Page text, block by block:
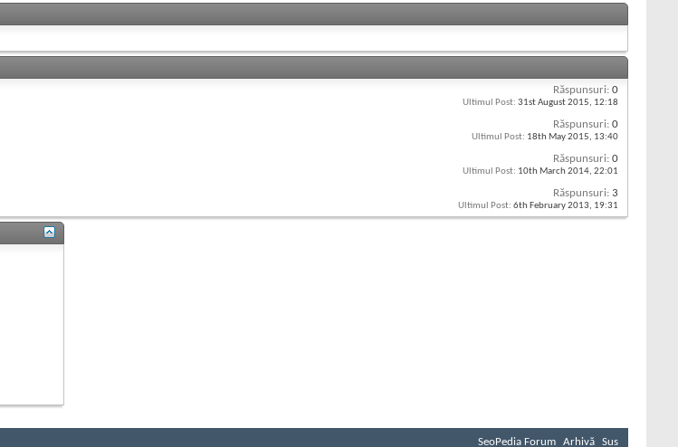
Răspunsuri: 0
Ultimul Post: 31st August 2015, 12:18
Răspunsuri: 0
Ultimul Post: 18th May 2015, 13:40
Răspunsuri: 0
Ultimul Post: 10th March 2014, 22:01
Răspunsuri: 3
Ultimul Post: 6th February 2013, 19:31
SeoPedia Forum Arhivă Sus